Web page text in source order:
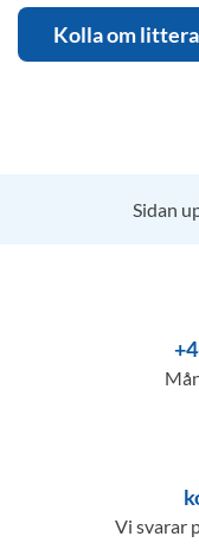
Kolla om
Sidan
Vi svarar